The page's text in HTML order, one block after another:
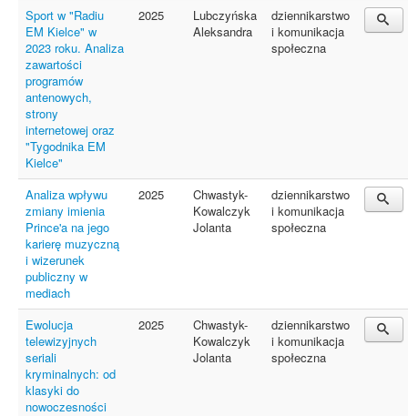
Sport w "Radiu
EM Kielce" w
2023 roku. Analiza
zawartości
programów
antenowych,
strony
internetowej oraz
"Tygodnika EM
Kielce"
2025
Lubczyńska
Aleksandra
dziennikarstwo
i komunikacja
społeczna
Analiza wpływu
zmiany imienia
Prince'a na jego
karierę muzyczną
i wizerunek
publiczny w
mediach
2025
Chwastyk-
Kowalczyk
Jolanta
dziennikarstwo
i komunikacja
społeczna
Ewolucja
telewizyjnych
seriali
kryminalnych: od
klasyki do
nowoczesności
2025
Chwastyk-
Kowalczyk
Jolanta
dziennikarstwo
i komunikacja
społeczna